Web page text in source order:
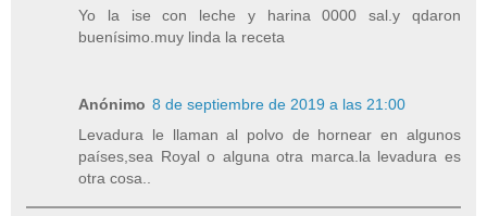
Yo la ise con leche y harina 0000 sal.y qdaron
buenísimo.muy linda la receta
Anónimo 8 de septiembre de 2019 a las 21:00
Levadura le llaman al polvo de hornear en algunos
países,sea Royal o alguna otra marca.la levadura es
otra cosa..